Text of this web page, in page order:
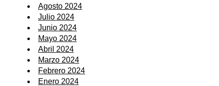
Agosto 2024
Julio 2024
Junio 2024
Mayo 2024
Abril 2024
Marzo 2024
Febrero 2024
Enero 2024